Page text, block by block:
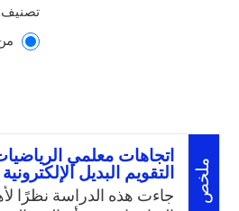
تصنيف:
ملخص
اتجاهات معلمي
التقويم البديل
جاءت هذه الدراسة نظرًا